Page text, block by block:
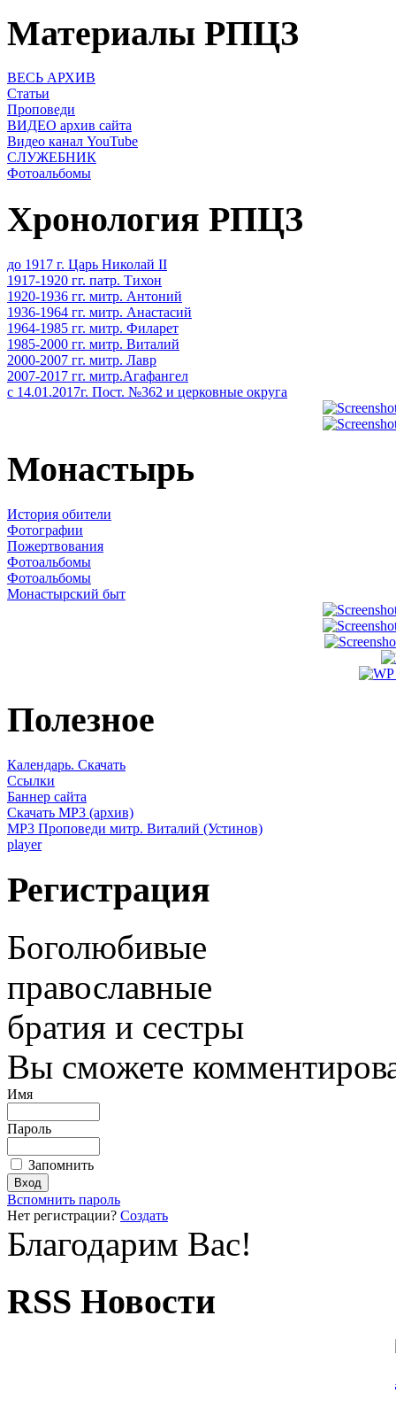
Материалы РПЦЗ
ВЕСЬ АРХИВ
Статьи
Проповеди
ВИДЕО архив сайта
Видео канал YouTube
СЛУЖЕБНИК
Фотоальбомы
Хронология РПЦЗ
до 1917 г. Царь Николай II
1917-1920 гг. патр. Тихон
1920-1936 гг. митр. Антоний
1936-1964 гг. митр. Анастасий
1964-1985 гг. митр. Филарет
1985-2000 гг. митр. Виталий
2000-2007 гг. митр. Лавр
2007-2017 гг. митр.Агафангел
с 14.01.2017г. Пост. №362 и церковные округа
Монастырь
История обители
Фотографии
Пожертвования
Фотоальбомы
Фотоальбомы
Монастырский быт
Полезное
Календарь. Скачать
Ссылки
Баннер сайта
Скачать MP3 (архив)
MP3 Проповеди митр. Виталий (Устинов)
player
Регистрация
Боголюбивые
православные
братия и сестры
Вы сможете
Имя
Пароль
Запомнить
Вспомнить пароль
Нет регистрации? Создать
Благодарим Вас!
RSS Новости